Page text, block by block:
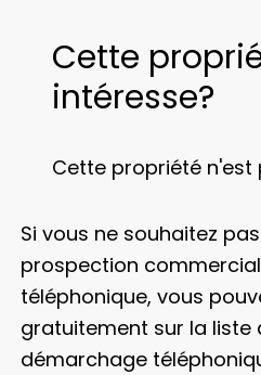
Cette
intéresse?
Cette propriété n'est
Si vous ne souhaitez
prospection
téléphonique, vous
gratuitement sur la liste
démarchage